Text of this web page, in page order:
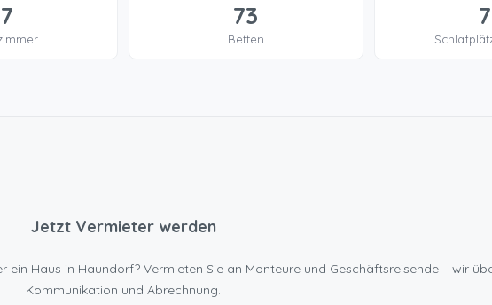
73
Betten
Jetzt Vermieter werden
Haus in Haundorf? Vermieten Sie an Monteure und Geschäftsreisende – wir
Kommunikation und Abrechnung.